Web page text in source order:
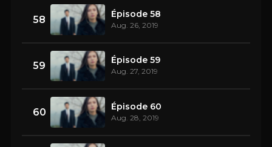
58 Épisode 58
Aug. 26, 2019
59 Épisode 59
Aug. 27, 2019
60 Épisode 60
Aug. 28, 2019